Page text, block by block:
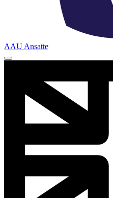
AAU Ansatte